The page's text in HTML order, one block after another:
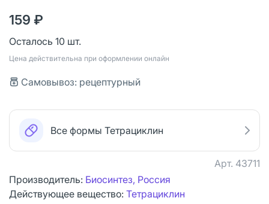
159 ₽
Осталось 10 шт.
Цена действительна при оформлении онлайн
Самовывоз: рецептурный
Все формы Тетрациклин
Арт. 43711
Производитель: Биосинтез, Россия
Действующее вещество: Тетрациклин